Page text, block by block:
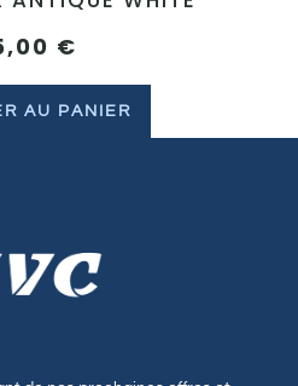
€
AU PANIER